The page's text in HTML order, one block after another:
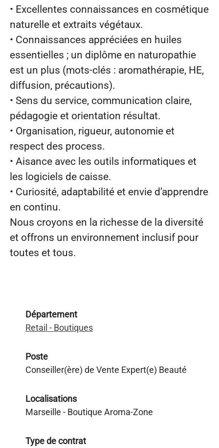
• Excellentes connaissances en cosmétique
naturelle et extraits végétaux.
• Connaissances appréciées en huiles
essentielles ; un diplôme en naturopathie
est un plus (mots‑clés : aromathérapie, HE,
diffusion, précautions).
• Sens du service, communication claire,
pédagogie et orientation résultat.
• Organisation, rigueur, autonomie et
respect des process.
• Aisance avec les outils informatiques et
les logiciels de caisse.
• Curiosité, adaptabilité et envie d’apprendre
en continu.
Nous croyons en la richesse de la diversité
et offrons un environnement inclusif pour
toutes et tous.
Département
Retail - Boutiques
Poste
Conseiller(ère) de Vente Expert(e) Beauté
Localisations
Marseille - Boutique Aroma-Zone
Type de contrat